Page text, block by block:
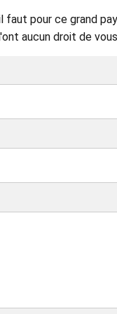
faut pour ce grand
aucun droit de